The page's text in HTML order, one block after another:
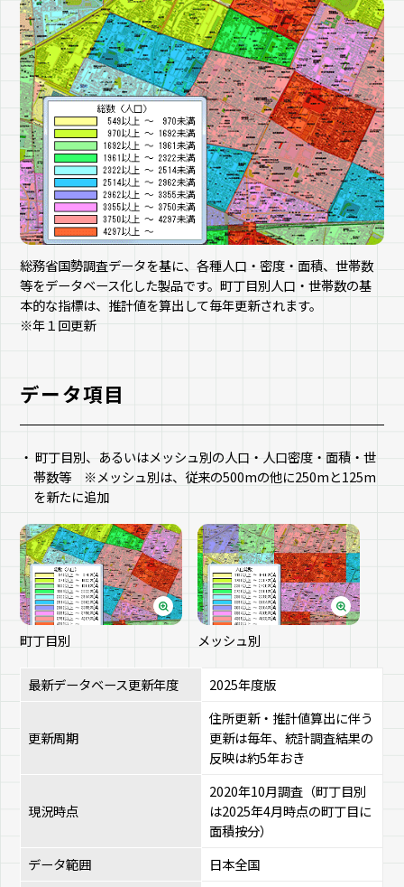
総務省国勢調査データを基に、各種人口・密度・面積、世帯数
等をデータベース化した製品です。町丁目別人口・世帯数の基
本的な指標は、推計値を算出して毎年更新されます。
※年１回更新
データ項目
町丁目別、あるいはメッシュ別の人口・人口密度・面積・世
帯数等 ※メッシュ別は、従来の500mの他に250mと125m
を新たに追加
町丁目別 メッシュ別
最新データベース更新年度 2025年度版
更新周期
住所更新・推計値算出に伴う
更新は毎年、統計調査結果の
反映は約5年おき
現況時点
2020年10月調査（町丁目別
は2025年4月時点の町丁目に
面積按分）
データ範囲
日本全国